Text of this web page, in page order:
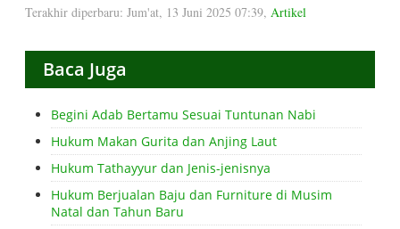
Terakhir diperbaru: Jum'at, 13 Juni 2025 07:39, Artikel
Baca Juga
Begini Adab Bertamu Sesuai Tuntunan Nabi
Hukum Makan Gurita dan Anjing Laut
Hukum Tathayyur dan Jenis-jenisnya
Hukum Berjualan Baju dan Furniture di Musim
Natal dan Tahun Baru